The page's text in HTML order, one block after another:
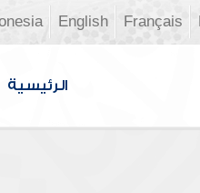
Français
English
الرئيسية